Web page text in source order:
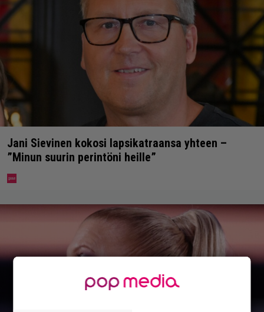
Jani Sievinen kokosi lapsikatraansa yhteen –
”Minun suurin perintöni heille”